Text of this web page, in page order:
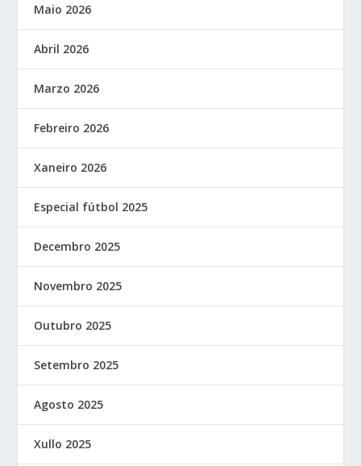
Maio 2026
Abril 2026
Marzo 2026
Febreiro 2026
Xaneiro 2026
Especial fútbol 2025
Decembro 2025
Novembro 2025
Outubro 2025
Setembro 2025
Agosto 2025
Xullo 2025